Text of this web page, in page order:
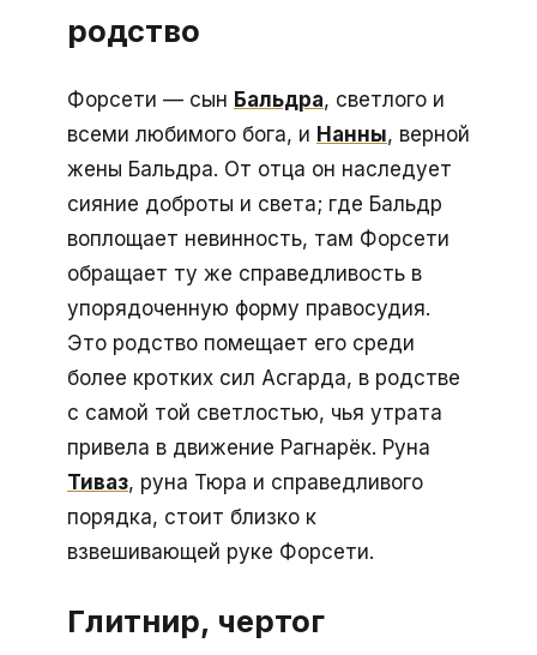
родство
Форсети — сын Бальдра, светлого и
всеми любимого бога, и Нанны, верной
жены Бальдра. От отца он наследует
сияние доброты и света; где Бальдр
воплощает невинность, там Форсети
обращает ту же справедливость в
упорядоченную форму правосудия.
Это родство помещает его среди
более кротких сил Асгарда, в родстве
с самой той светлостью, чья утрата
привела в движение Рагнарёк. Руна
Тиваз, руна Тюра и справедливого
порядка, стоит близко к
взвешивающей руке Форсети.
Глитнир, чертог